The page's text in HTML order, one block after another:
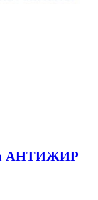
АНТИЖИР